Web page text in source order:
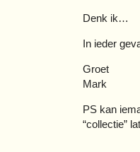
Denk ik…
In ieder
Groet
Mark
PS kan
“collectie”